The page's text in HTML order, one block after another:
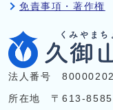
免責事項・著作権
法人番号
所在地 〒613-8585